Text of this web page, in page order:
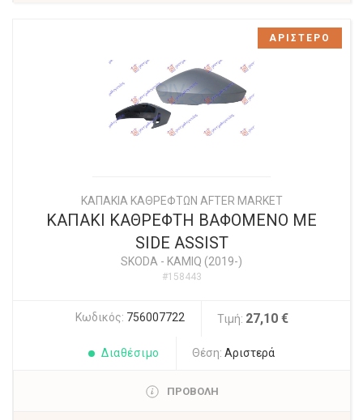
ΚΑΠΑΚΙΑ ΚΑΘΡΕΦΤΩΝ AFTER MARKET
ΚΑΠΑΚΙ ΚΑΘΡΕΦΤΗ ΒΑΦΟΜΕΝΟ ΜΕ
SIDE ASSIST
SKODA - KAMIQ (2019-)
#158443
Κωδικός: 756007722 Τιμή: 27,10 €
Διαθέσιμο Θέση: Αριστερά
ΠΡΟΒΟΛΗ
ΑΡΙΣΤΕΡΟ